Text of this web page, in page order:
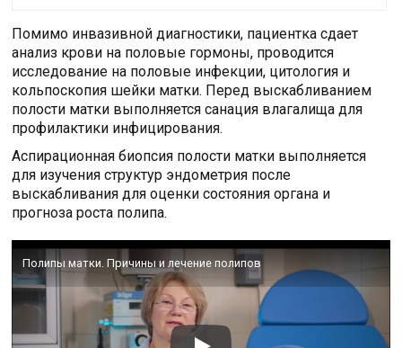
Помимо инвазивной диагностики, пациентка сдает
анализ крови на половые гормоны, проводится
исследование на половые инфекции, цитология и
кольпоскопия шейки матки. Перед выскабливанием
полости матки выполняется санация влагалища для
профилактики инфицирования.
Аспирационная биопсия полости матки выполняется
для изучения структур эндометрия после
выскабливания для оценки состояния органа и
прогноза роста полипа.
Полипы матки. Причины и лечение полипов